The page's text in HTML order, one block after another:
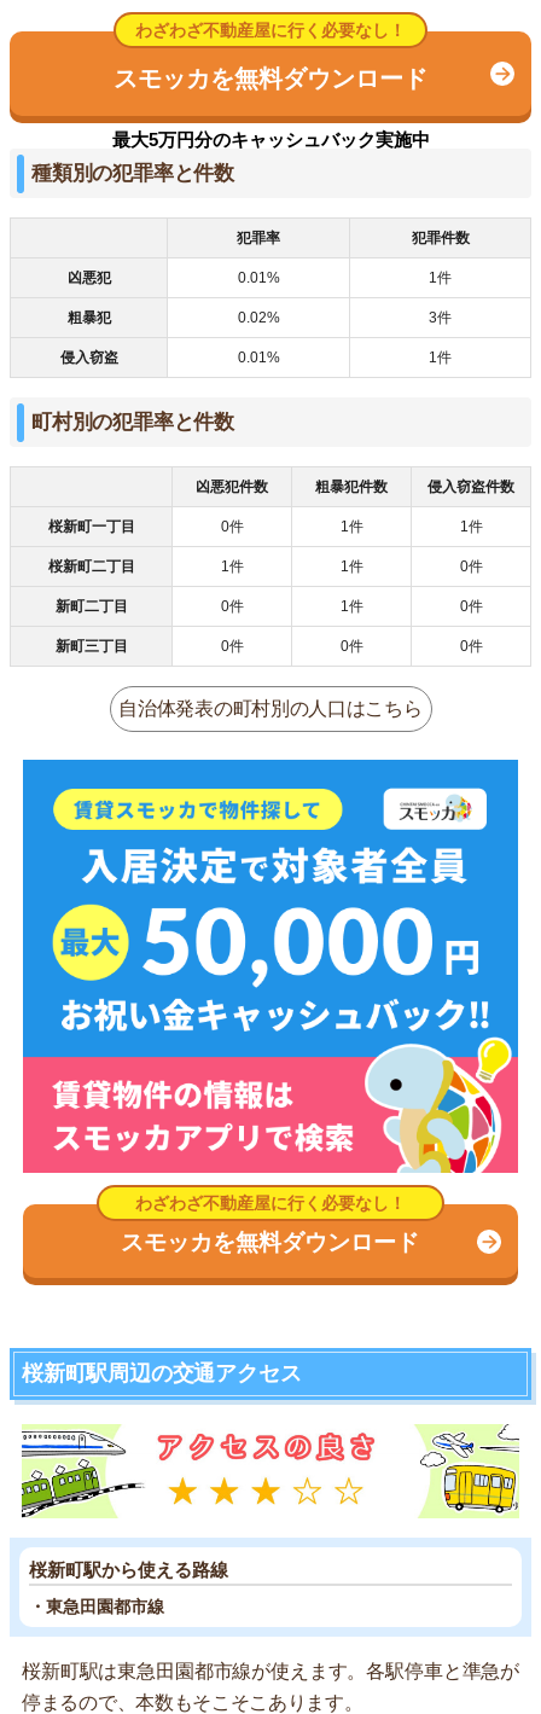
わざわざ不動産屋に行く必要なし！
スモッカを無料ダウンロード
最大5万円分のキャッシュバック実施中
種類別の犯罪率と件数
犯罪率 犯罪件数
凶悪犯 0.01% 1件
粗暴犯 0.02% 3件
侵入窃盗 0.01% 1件
町村別の犯罪率と件数
凶悪犯件数 粗暴犯件数 侵入窃盗件数
桜新町一丁目 0件 1件 1件
桜新町二丁目 1件 1件 0件
新町二丁目 0件 1件 0件
新町三丁目 0件 0件 0件
自治体発表の町村別の人口はこちら
スモッカを無料ダウンロード
桜新町駅周辺の交通アクセス
桜新町駅から使える路線
・東急田園都市線
桜新町駅は東急田園都市線が使えます。各駅停車と準急が
停まるので、本数もそこそこあります。